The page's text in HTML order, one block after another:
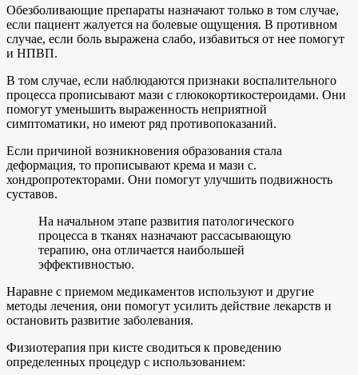
Обезболивающие препараты назначают только в том случае,
если пациент жалуется на болевые ощущения. В противном
случае, если боль выражена слабо, избавиться от нее помогут
и НПВП.
В том случае, если наблюдаются признаки воспалительного
процесса прописывают мази с глюкокортикостероидами. Они
помогут уменьшить выраженность неприятной
симптоматики, но имеют ряд противопоказаний.
Если причиной возникновения образования стала
деформация, то прописывают крема и мази с.
хондропротекторами. Они помогут улучшить подвижность
суставов.
На начальном этапе развития патологического
процесса в тканях назначают рассасывающую
терапию, она отличается наибольшей
эффективностью.
Наравне с приемом медикаментов используют и другие
методы лечения, они помогут усилить действие лекарств и
остановить развитие заболевания.
Физиотерапия при кисте сводиться к проведению
определенных процедур с использованием: